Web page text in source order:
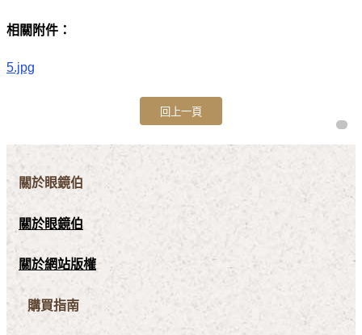
相關附件：
5.jpg
關於眼鏡伯
關於眼鏡伯
關於網站版權
購買指南